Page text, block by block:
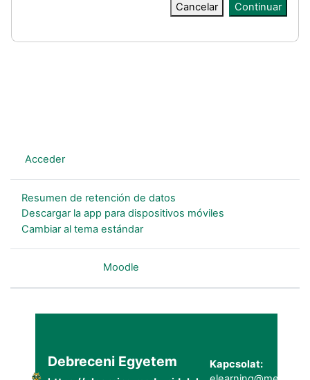
Cancelar Continuar
Acceder)
Resumen de retención de datos
Descargar la app para dispositivos móviles
Cambiar al tema estándar
Moodle
Debreceni Egyetem
Kapcsolat: